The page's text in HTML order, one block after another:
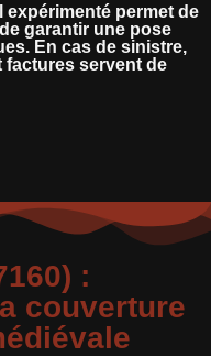
permet de
garantir une pose
En cas de sinistre,
factures servent de
:
couverture